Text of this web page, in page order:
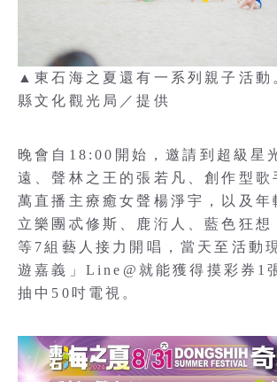
▲東石海之夏還有一系列親子活
縣文化觀光局／提供
晚會自18:00開始，邀請到超級星
遠、聲林之王的張若凡、創作型歌
萬直播主療癒女聲楊淨宇，以及年
立樂團忒修斯、鹿洐人、藍色狂
等7組藝人接力開唱，當天至活動
遊嘉義」Line@就能獲得摸彩券1
抽中50吋電視。